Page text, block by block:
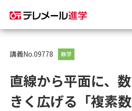
資料請求
大学・短大の資料種類から請求
講義No.09778 数学
直線から平面に、
きく広げる「複素